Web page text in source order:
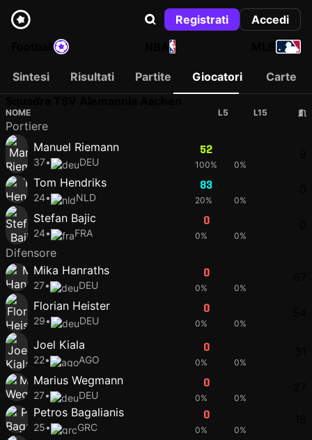
Registrati
Accedi
NBA
Sintesi Risultati Partite Giocatori
Carte
NOME L5 L15
Portiere
Manuel Riemann
37• DEU
52
100% 0%
Tom Hendriks
24• NLD
83
20% 0%
Stefan Bajic
24• FRA
0
0% 0%
Difensore
Mika Hanraths
27• DEU
0
0% 0%
Florian Heister
29• DEU
0
0% 0%
Joel Kiala
22• AGO
0
0% 0%
Marius Wegmann
27• DEU
0
0% 0%
Petros Bagalianis
25• GRC
0
0% 0%